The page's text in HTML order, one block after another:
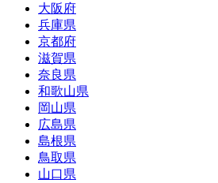
大阪府
兵庫県
京都府
滋賀県
奈良県
和歌山県
岡山県
広島県
島根県
鳥取県
山口県